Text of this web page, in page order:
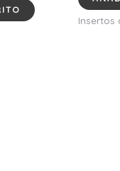
Insertos